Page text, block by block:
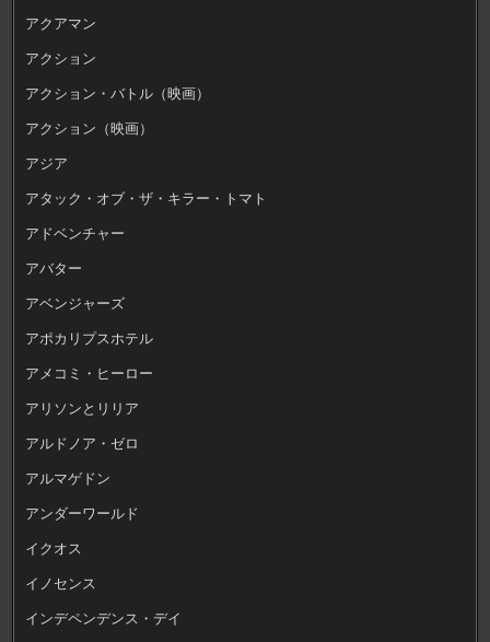
アクアマン
アクション
アクション・バトル（映画）
アクション（映画）
アジア
アタック・オブ・ザ・キラー・トマト
アドベンチャー
アバター
アベンジャーズ
アポカリプスホテル
アメコミ・ヒーロー
アリソンとリリア
アルドノア・ゼロ
アルマゲドン
アンダーワールド
イクオス
イノセンス
インデペンデンス・デイ